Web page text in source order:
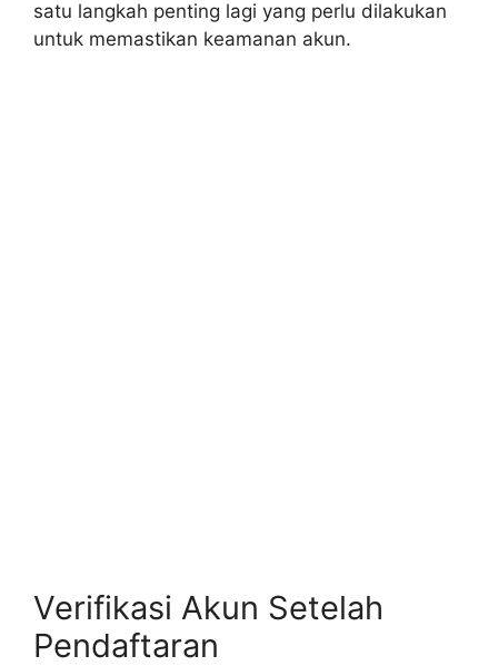
satu langkah penting lagi yang perlu dilakukan
untuk memastikan keamanan akun.
Verifikasi Akun Setelah
Pendaftaran